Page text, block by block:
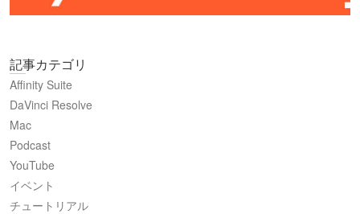
記事カテゴリ
Affinity Suite
DaVinci Resolve
Mac
Podcast
YouTube
イベント
チュートリアル